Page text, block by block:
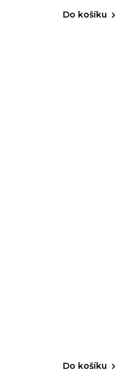
Do košíku
Do košíku